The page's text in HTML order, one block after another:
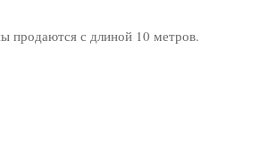
продаются с длиной 10 метров.